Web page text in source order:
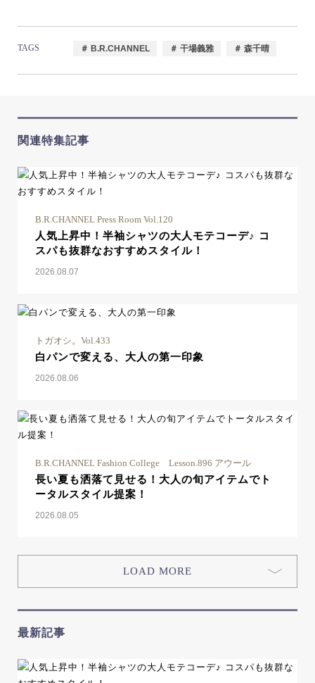
TAGS ＃ B.R.CHANNEL ＃ 干場義雅 ＃ 森千晴
関連特集記事
B.R.CHANNEL Press Room Vol.120
人気上昇中！半袖シャツの大人モテコーデ♪ コ
スパも抜群なおすすめスタイル！
2026.08.07
トガオシ。Vol.433
白パンで変える、大人の第一印象
2026.08.06
B.R.CHANNEL Fashion College Lesson.896 アウール
長い夏も洒落て見せる！大人の旬アイテムでト
ータルスタイル提案！
2026.08.05
LOAD MORE
最新記事